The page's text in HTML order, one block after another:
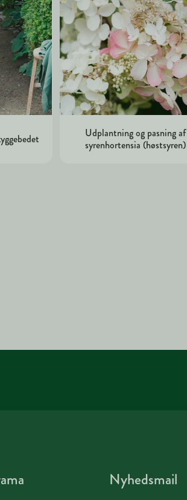
Udplantning og pasning af
syrenhortensia (høstsyren)
Nyhedsmail